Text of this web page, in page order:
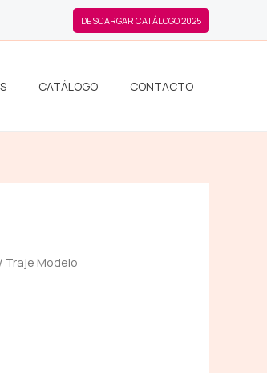
DESCARGAR CATÁLOGO 2025
CATÁLOGO CONTACTO
/ Traje Modelo